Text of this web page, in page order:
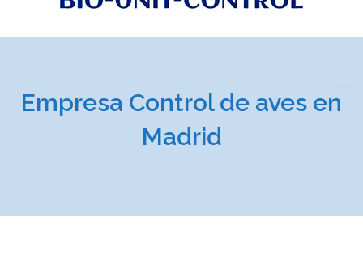
Empresa Control de aves en
Madrid